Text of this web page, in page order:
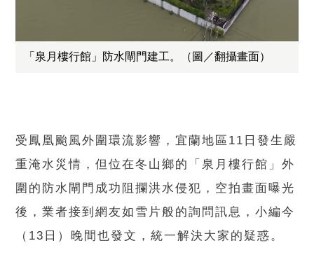
「泉月樓行館」防水閘門建工。（圖／翻攝畫面）
受鳳凰颱風外圍環流影響，宜蘭地區11日發生嚴
重淹水災情，但位在冬山鄉的「泉月樓行館」外
圍的防水閘門成功阻攔洪水侵犯，空拍畫面曝光
後，業者接到網友如雪片般的詢問訊息，小編今
（13日）晚間也發文，統一解決大家的疑惑。